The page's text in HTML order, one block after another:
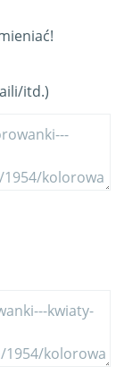
itd.)